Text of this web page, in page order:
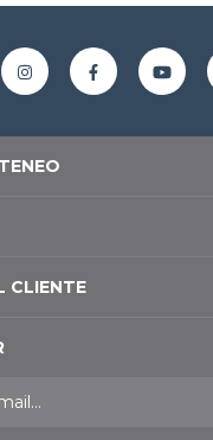
CLIENTE